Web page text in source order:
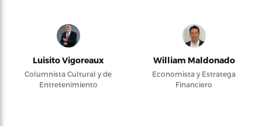
Luisito Vigoreaux
Columnista Cultural y de
Entretenimiento
William Maldonado
Economista y Estratega
Financiero